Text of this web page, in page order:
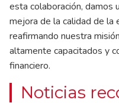
esta colaboración, damos
mejora de la calidad de la
reafirmando nuestra
altamente capacitados y
financiero.
Noticias